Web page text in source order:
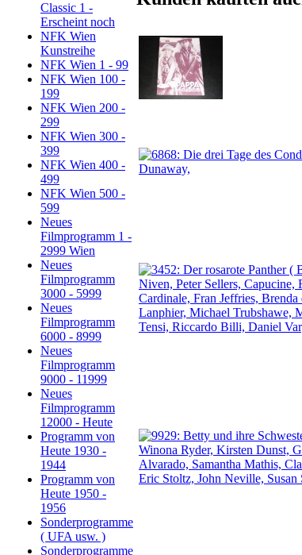
Classic 1 -
Erscheint noch
NFK Wien
Kunstreihe
NFK Wien 1 - 99
NFK Wien 100 -
199
NFK Wien 200 -
299
NFK Wien 300 -
399
NFK Wien 400 -
499
NFK Wien 500 -
599
Neues
Filmprogramm 1 -
2999 Wien
Neues
Filmprogramm
3000 - 5999
Neues
Filmprogramm
6000 - 8999
Neues
Filmprogramm
9000 - 11999
Neues
Filmprogramm
12000 - Heute
Programm von
Heute 1930 -
1944
Programm von
Heute 1950 -
1956
Sonderprogramme
( UFA usw. )
Sonderprogramme